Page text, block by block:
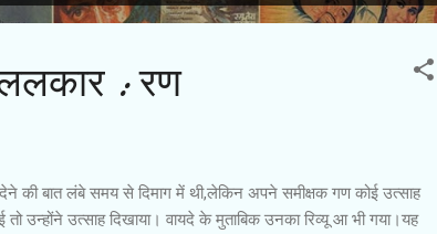
: रण
की बात लंबे समय से दिमाग में थी,लेकिन अपने समीक्षक गण कोई उत्‍साह
उन्‍होंने उत्‍साह दिखाया। वायदे के मुताबिक उनका रिव्‍यू आ भी गया।यह